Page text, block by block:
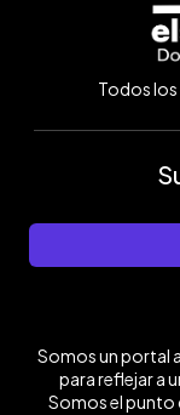
Todos
Somos un portal
para reflejar a
Somos el punto